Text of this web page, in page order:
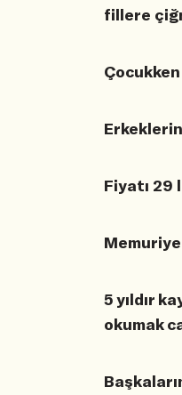
fillere
Fiyatı 29
5 yıldır
okumak